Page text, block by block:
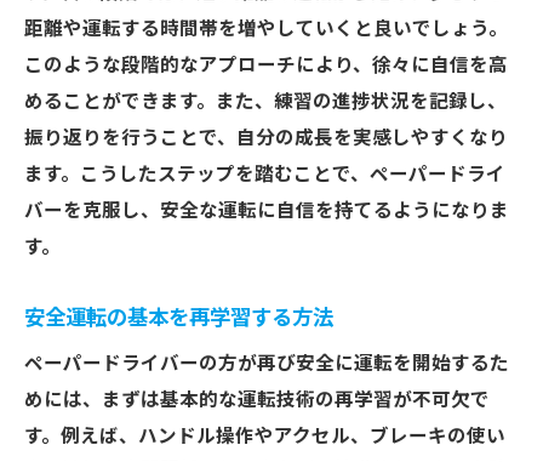
距離や運転する時間帯を増やしていくと良いでしょう。
このような段階的なアプローチにより、徐々に自信を高
めることができます。また、練習の進捗状況を記録し、
振り返りを行うことで、自分の成長を実感しやすくなり
ます。こうしたステップを踏むことで、ペーパードライ
バーを克服し、安全な運転に自信を持てるようになりま
す。
安全運転の基本を再学習する方法
ペーパードライバーの方が再び安全に運転を開始するた
めには、まずは基本的な運転技術の再学習が不可欠で
す。例えば、ハンドル操作やアクセル、ブレーキの使い